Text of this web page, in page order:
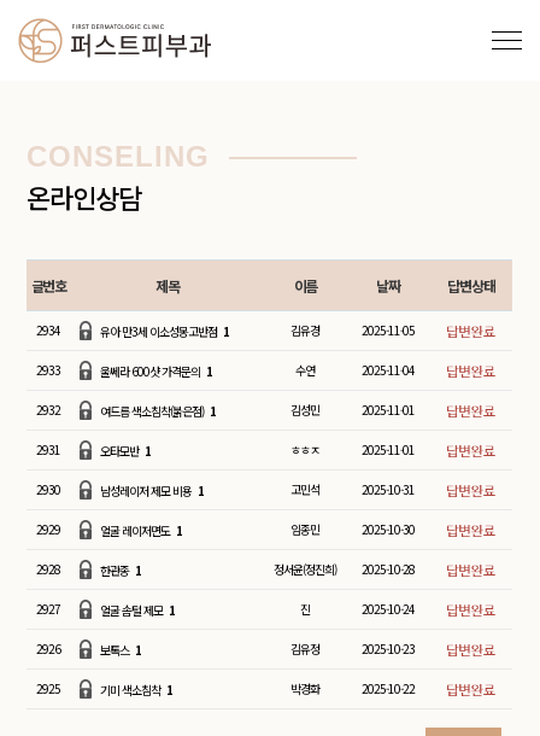
CONSELING
온라인상담
글번호 제목 이름 날짜 답변상태
2934 유아 만3세 이소성몽고반점 1 김유경 2025-11-05
2933 울쎄라 600샷 가격문의 1 수연 2025-11-04
2932 여드름 색소침착(붉은점) 1 김성민 2025-11-01
2931 오타모반 1 ㅎㅎㅈ 2025-11-01
2930 남성레이저 제모 비용 1 고민석 2025-10-31
2929 얼굴 레이저면도 1 임종민 2025-10-30
2928 한관종 1 정서윤(정진희) 2025-10-28
2927 얼굴 솜털 제모 1 진 2025-10-24
2926 보톡스 1 김유정 2025-10-23
2925 기미 색소침착 1 박경화 2025-10-22